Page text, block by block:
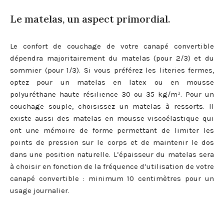
Le matelas, un aspect primordial.
Le confort de couchage de votre canapé convertible
dépendra majoritairement du matelas (pour 2/3) et du
sommier (pour 1/3). Si vous préférez les literies fermes,
optez pour un matelas en latex ou en mousse
polyuréthane haute résilience 30 ou 35 kg/m³. Pour un
couchage souple, choisissez un matelas à ressorts. Il
existe aussi des matelas en mousse viscoélastique qui
ont une mémoire de forme permettant de limiter les
points de pression sur le corps et de maintenir le dos
dans une position naturelle. L’épaisseur du matelas sera
à choisir en fonction de la fréquence d’utilisation de votre
canapé convertible : minimum 10 centimètres pour un
usage journalier.